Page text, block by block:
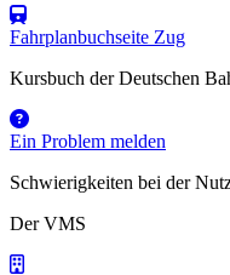
Fahrplanbuchseite Zug
Kursbuch der Deutschen
Ein Problem melden
Schwierigkeiten bei der
Der VMS